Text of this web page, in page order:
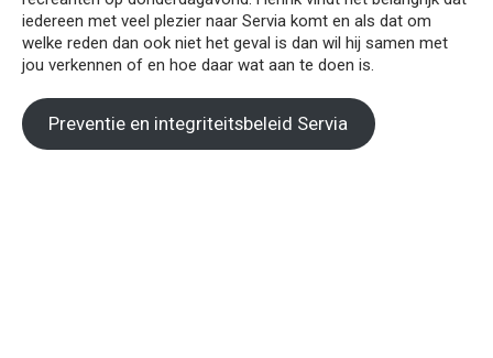
iedereen met veel plezier naar Servia komt en als dat om
welke reden dan ook niet het geval is dan wil hij samen met
jou verkennen of en hoe daar wat aan te doen is.
Preventie en integriteitsbeleid Servia